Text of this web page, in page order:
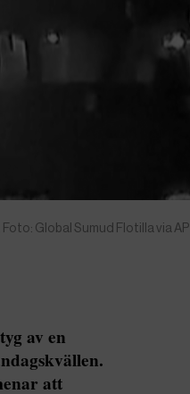
Global Sumud Flotilla via AP
av en
att